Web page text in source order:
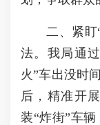
二、紧盯“
法。我局通
火”车出没时
后，精准开
装“炸街”车